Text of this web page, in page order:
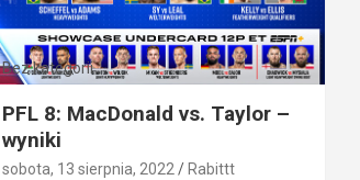
Bez kategorii
PFL 8: MacDonald vs. Taylor –
wyniki
sobota, 13 sierpnia, 2022 Rabittt